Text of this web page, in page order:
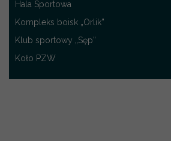
Hala Sportowa
Kompleks boisk „Orlik”
Klub sportowy „Sęp”
Koło PZW